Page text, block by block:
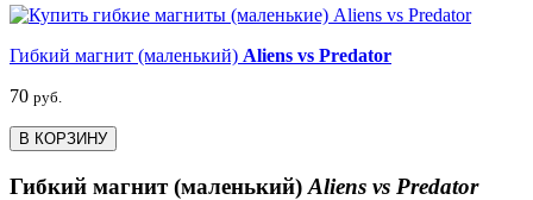
Гибкий магнит (маленький) Aliens vs Predator
70 руб.
В КОРЗИНУ
Гибкий магнит (маленький) Aliens vs Predator